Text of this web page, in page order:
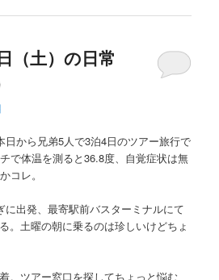
（土）の日常
日から兄弟5人で3泊4日のツアー旅行で
で体温を測ると36.8度、自覚症状は無
コレ。
に出発、最寄駅前バスターミナルにて
。土曜の朝に乗るのは珍しいけどちょ
。ツアー窓口を探してちょっと悩む